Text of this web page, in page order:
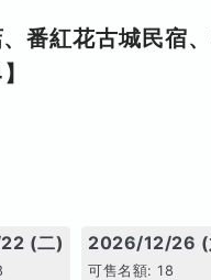
番紅花古城民宿
(二) 2026/12/26 (
可售名額: 18